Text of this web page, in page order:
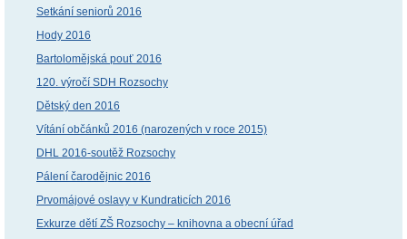
Setkání seniorů 2016
Hody 2016
Bartolomějská pouť 2016
120. výročí SDH Rozsochy
Dětský den 2016
Vítání občánků 2016 (narozených v roce 2015)
DHL 2016-soutěž Rozsochy
Pálení čarodějnic 2016
Prvomájové oslavy v Kundraticích 2016
Exkurze dětí ZŠ Rozsochy – knihovna a obecní úřad